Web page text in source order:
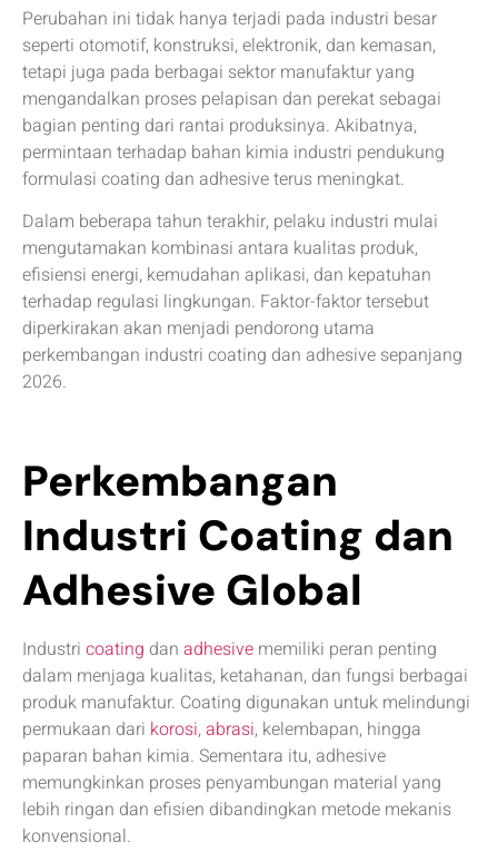
Perubahan ini tidak hanya terjadi pada industri besar
seperti otomotif, konstruksi, elektronik, dan kemasan,
tetapi juga pada berbagai sektor manufaktur yang
mengandalkan proses pelapisan dan perekat sebagai
bagian penting dari rantai produksinya. Akibatnya,
permintaan terhadap bahan kimia industri pendukung
formulasi coating dan adhesive terus meningkat.
Dalam beberapa tahun terakhir, pelaku industri mulai
mengutamakan kombinasi antara kualitas produk,
efisiensi energi, kemudahan aplikasi, dan kepatuhan
terhadap regulasi lingkungan. Faktor-faktor tersebut
diperkirakan akan menjadi pendorong utama
perkembangan industri coating dan adhesive sepanjang
2026.
Perkembangan
Industri Coating dan
Adhesive Global
Industri coating dan adhesive memiliki peran penting
dalam menjaga kualitas, ketahanan, dan fungsi berbagai
produk manufaktur. Coating digunakan untuk melindungi
permukaan dari korosi,abrasi, kelembapan, hingga
paparan bahan kimia. Sementara itu, adhesive
memungkinkan proses penyambungan material yang
lebih ringan dan efisien dibandingkan metode mekanis
konvensional.